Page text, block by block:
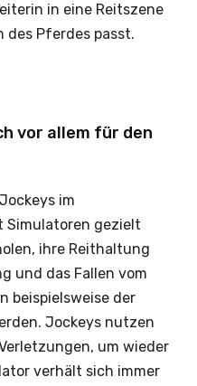
in eine Reitszene
des Pferdes passt.
vor allem für den
im
Simulatoren gezielt
ihre Reithaltung
und das Fallen vom
beispielsweise der
Jockeys nutzen
um wieder
verhält sich immer